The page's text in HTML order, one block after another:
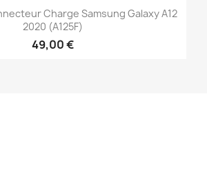
Charge Samsung Galaxy A12
2020 (A125F)
49,00 €